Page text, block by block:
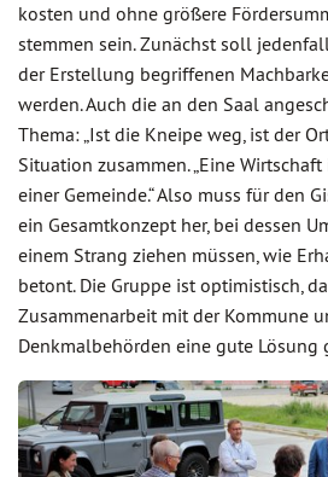
kosten und ohne größere
stemmen sein. Zunächst soll
der Erstellung begriffenen
werden. Auch die an den Saal
Thema: „Ist die Kneipe weg, ist der
Situation zusammen. „Eine
einer Gemeinde.“ Also muss für den
ein Gesamtkonzept her, bei dessen
einem Strang ziehen müssen, wie
betont. Die Gruppe ist optimistisch,
Zusammenarbeit mit der Kommune
Denkmalbehörden eine gute Lösung